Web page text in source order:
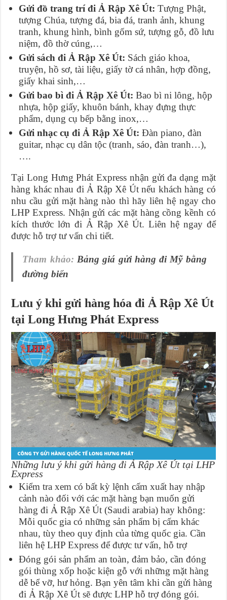
Gửi đồ trang trí đi Ả Rập Xê Út:Tượng Phật,
tượng Chúa, tượng đá, bia đá, tranh ảnh, khung
tranh, khung hình, bình gốm sứ, tượng gỗ, đồ lưu
niệm, đồ thờ cúng,…
Gửi sách đi Ả Rập Xê Út: Sách giáo khoa,
truyện, hồ sơ, tài liệu, giấy tờ cá nhân, hợp đồng,
giấy khai sinh,…
Gửi bao bì đi Ả Rập Xê Út:Bao bì ni lông, hộp
nhựa, hộp giấy, khuôn bánh, khay đựng thực
phẩm, dụng cụ bếp bằng inox,…
Gửi nhạc cụ đi Ả Rập Xê Út:Đàn piano, đàn
guitar, nhạc cụ dân tộc (tranh, sáo, đàn tranh…),
….
Tại Long Hưng Phát Express nhận gửi đa dạng mặt
hàng khác nhau đi Ả Rập Xê Út nếu khách hàng có
nhu cầu gửi mặt hàng nào thì hãy liên hệ ngay cho
LHP Express. Nhận gửi các mặt hàng cồng kềnh có
kích thước lớn đi Ả Rập Xê Út. Liên hệ ngay để
được hỗ trợ tư vấn chi tiết.
Tham khảo: Bảng giá gửi hàng đi Mỹ bằng
đường biển
Lưu ý khi gửi hàng hóa đi Ả Rập Xê Út
tại Long Hưng Phát Express
Những lưu ý khi gửi hàng đi Ả Rập Xê Út tại LHP
Express
Kiểm tra xem có bất kỳ lệnh cấm xuất hay nhập
cảnh nào đối với các mặt hàng bạn muốn gửi
hàng đi Ả Rập Xê Út (Saudi arabia) hay không:
Mỗi quốc gia có những sản phẩm bị cấm khác
nhau, tùy theo quy định của từng quốc gia. Cần
liên hệ LHP Express để được tư vấn, hỗ trợ
Đóng gói sản phẩm an toàn, đảm bảo, cần đóng
gói thùng xốp hoặc kiện gỗ với những mặt hàng
dễ bể vỡ, hư hỏng. Bạn yên tâm khi cần gửi hàng
đi Ả Rập Xê Út sẽ được LHP hỗ trợ đóng gói.